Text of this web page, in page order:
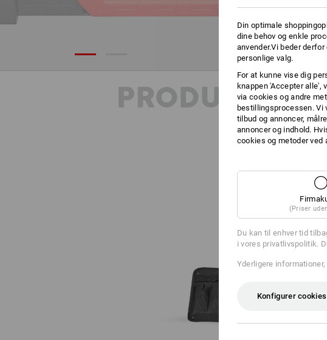
Din optimale
dine behov og enkle
anvender.Vi beder
personlige valg.
For at kunne vise dig
knappen 'Accepter alle',
via cookies og andre
bestillingsprocessen.
tilbud og annoncer,
annoncer og indhold.
cookies og metoder ved
(Priser
Du kan til enhver tid
i vores privatlivspolitik.
Yderligere
Konfigurer cookies